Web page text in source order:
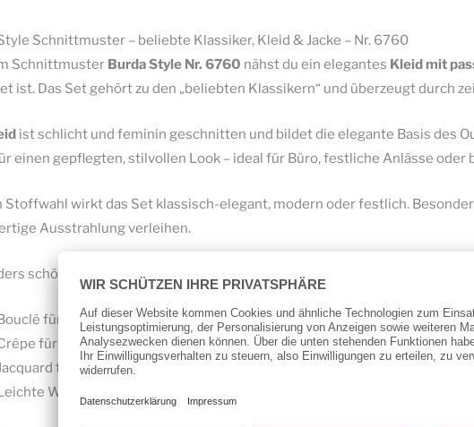
Nr.
6760
Menge
Schnittmuster – beliebte Klassiker, Kleid & Jacke – Nr. 6760
Schnittmuster Burda StyleNr. 6760 nähst du ein elegantes Kleid mit
ist. Das Set gehört zu den „beliebten Klassikern“ und überzeugt
ist schlicht und feminin geschnitten und bildet die elegante Basis des
einen gepflegten, stilvollen Look – ideal für Büro, festliche Anlässe oder
Stoffwahl wirkt das Set klassisch-elegant, modern oder festlich.
Ausstrahlung verleihen.
schöne Stoffe:
für einen klassischen Kostüm-Look
für elegante, fließende Formen
für festliche Anlässe
Wollstoffe für Übergangszeiten